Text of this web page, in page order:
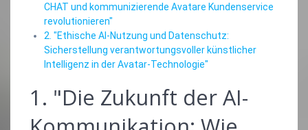
CHAT und kommunizierende Avatare Kundenservice
revolutionieren"
2. "Ethische AI-Nutzung und Datenschutz:
Sicherstellung verantwortungsvoller künstlicher
Intelligenz in der Avatar-Technologie"
1. "Die Zukunft der AI-